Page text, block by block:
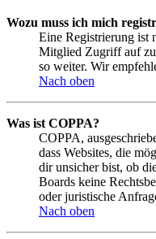
Wozu muss ich mich
Eine Registrierung ist
Mitglied Zugriff auf
so weiter. Wir
Nach oben
Was ist COPPA?
COPPA,
dass Websites, die
dir unsicher bist, ob
Boards keine
oder juristische
Nach oben